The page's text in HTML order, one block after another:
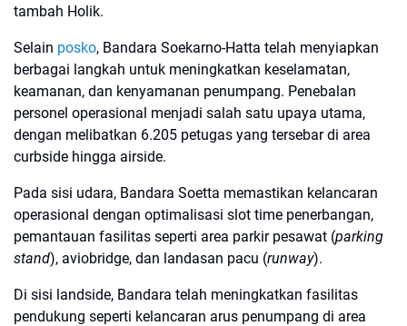
tambah Holik.
Selain posko, Bandara Soekarno-Hatta telah menyiapkan
berbagai langkah untuk meningkatkan keselamatan,
keamanan, dan kenyamanan penumpang. Penebalan
personel operasional menjadi salah satu upaya utama,
dengan melibatkan 6.205 petugas yang tersebar di area
curbside hingga airside.
Pada sisi udara, Bandara Soetta memastikan kelancaran
operasional dengan optimalisasi slot time penerbangan,
pemantauan fasilitas seperti area parkir pesawat (parking
stand), aviobridge, dan landasan pacu (runway).
Di sisi landside, Bandara telah meningkatkan fasilitas
pendukung seperti kelancaran arus penumpang di area